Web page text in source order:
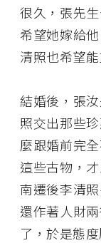
很久，張先
希望她嫁給
清照也希望
結婚後，張
照交出那些
麼跟婚前完
這些古物，
南遷後李清
還作著人財
了，於是態